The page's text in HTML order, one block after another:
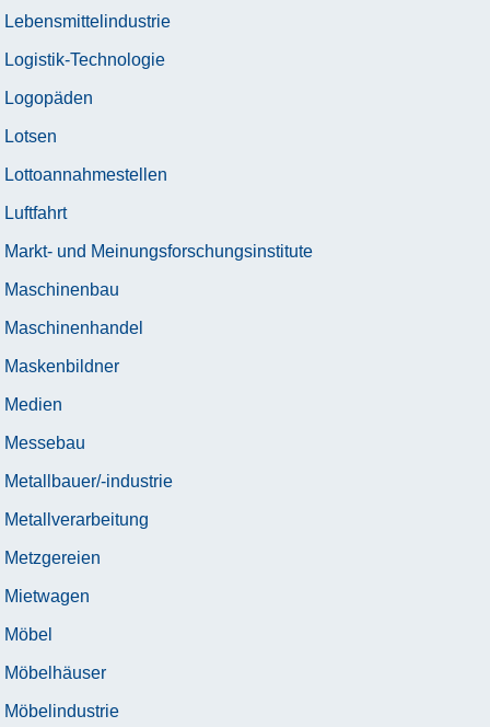
Lebensmittelindustrie
Logistik-Technologie
Logopäden
Lotsen
Lottoannahmestellen
Luftfahrt
Markt- und Meinungsforschungsinstitute
Maschinenbau
Maschinenhandel
Maskenbildner
Medien
Messebau
Metallbauer/-industrie
Metallverarbeitung
Metzgereien
Mietwagen
Möbel
Möbelhäuser
Möbelindustrie